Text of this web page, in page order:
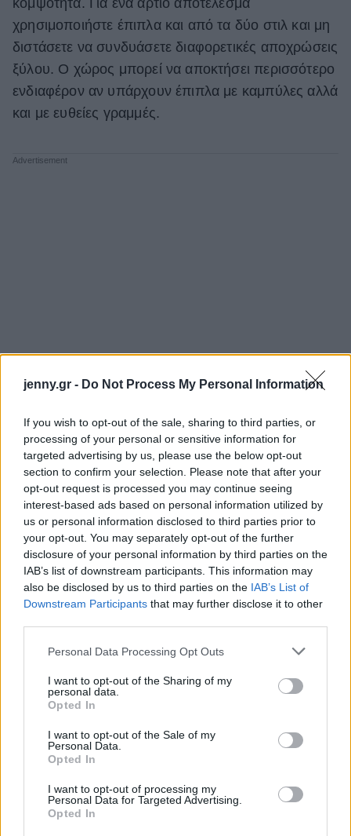
jenny.gr - Do Not Process My Personal Information
If you wish to opt-out of the sale, sharing to third parties, or
processing of your personal or sensitive information for
targeted advertising by us, please use the below opt-out
section to confirm your selection. Please note that after your
opt-out request is processed you may continue seeing
interest-based ads based on personal information utilized by
us or personal information disclosed to third parties prior to
your opt-out. You may separately opt-out of the further
disclosure of your personal information by third parties on the
IAB’s list of downstream participants. This information may
also be disclosed by us to third parties on the IAB’s List of
Downstream Participants that may further disclose it to other
Please note that this website/app uses one or more Google
not limited to your visit or usage behaviour. You may click to
grant or deny consent to Google and its third-party tags to
use your data for below specified purposes in below Google
consent section.
Personal Data Processing Opt Outs
I want to opt-out of the Sharing of my
personal data.
Opted In
I want to opt-out of the Sale of my
Personal Data.
Opted In
I want to opt-out of processing my
Personal Data for Targeted Advertising.
Opted In
χρησιμοποιήστε έπιπλα και από τα δύο στιλ και μη
διστάσετε να συνδυάσετε διαφορετικές αποχρώσεις
ξύλου. Ο χώρος μπορεί να αποκτήσει περισσότερο
ενδιαφέρον αν υπάρχουν έπιπλα με καμπύλες αλλά
και με ευθείες γραμμές.
Προσθέστε statement accessories